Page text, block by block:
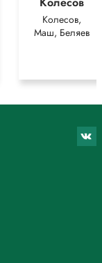
Колесов,
Маш, Беляев